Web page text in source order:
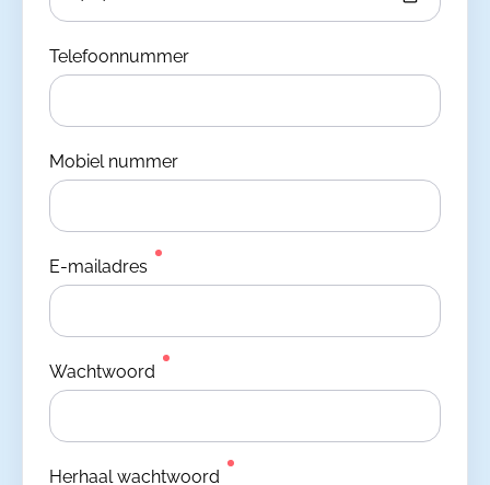
Telefoonnummer
Mobiel nummer
E-mailadres
Wachtwoord
Herhaal wachtwoord